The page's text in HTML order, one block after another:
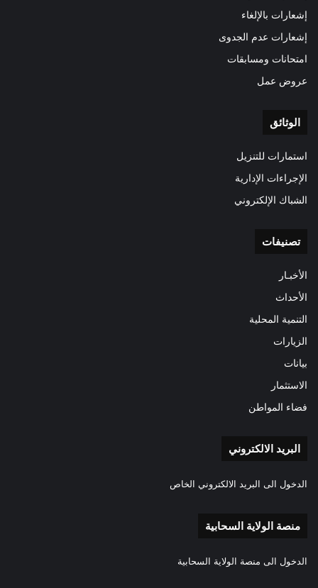
إشعارات بالإلغاء
إشعارات عدم الجدوى
امتحانات ومسابقات
عروض عمل
الوثائق
استمارات للتنزيل
الإجراءات الإدارية
الشباك الإلكتروني
تصنيفات
الأخبـار
الأحداث
التنمية المحلية
الزيارات
بيانات
الاستثمار
فضاء المواطن
البريد الالكتروني
الدخول الى البريد الالكتروني الخاص
منصة الولاية السحابية
الدخول الى منصة الولاية السحابية